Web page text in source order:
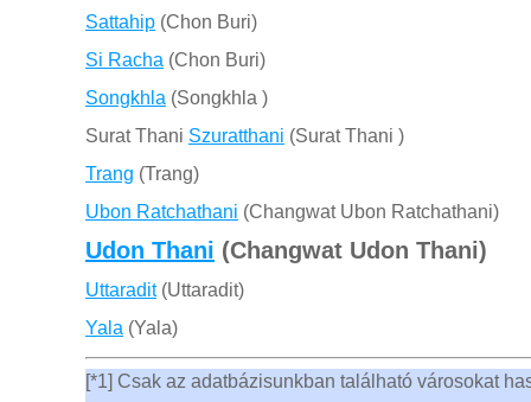
Sattahip (Chon Buri)
Si Racha (Chon Buri)
Songkhla (Songkhla )
Surat Thani Szuratthani (Surat Thani )
Trang (Trang)
Ubon Ratchathani (Changwat Ubon Ratchathani)
Udon Thani (Changwat Udon Thani)
Uttaradit(Uttaradit)
Yala (Yala)
[*1] Csak az adatbázisunkban található városokat